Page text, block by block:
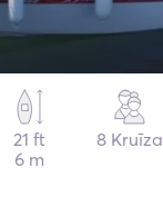
21 ft
6 m
8 Kruīza